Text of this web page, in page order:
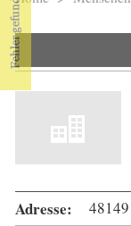
Sie sind
Adresse: